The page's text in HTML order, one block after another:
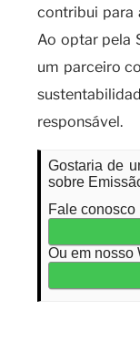
contribui para
Ao optar pela
um parceiro
responsável.
Gostaria de
sobre
Fale
Ou em nosso